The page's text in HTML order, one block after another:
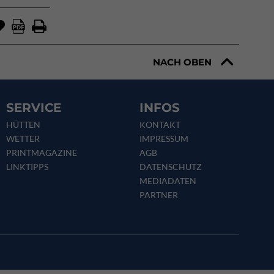
NACH OBEN
SERVICE
HÜTTEN
WETTER
PRINTMAGAZINE
LINKTIPPS
INFOS
KONTAKT
IMPRESSUM
AGB
DATENSCHUTZ
MEDIADATEN
PARTNER